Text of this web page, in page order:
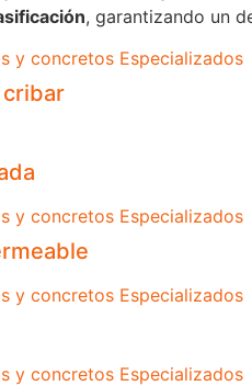
, garantizando un